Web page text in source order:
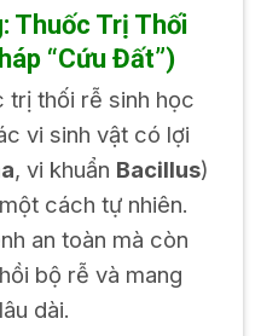
Thuốc Trị Thối
“Cứu Đất”)
trị thối rễ sinh học
vi sinh vật có lợi
, vi khuẩn Bacillus)
cách tự nhiên.
an toàn mà còn
bộ rễ và mang
dài.